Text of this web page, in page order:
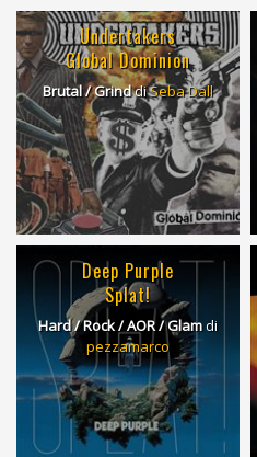
Undertakers
Global Dominion
Brutal / GrinddiSeba Dall
Deep Purple
Splat!
Hard / Rock / AOR / Glamdi
pezzamarco